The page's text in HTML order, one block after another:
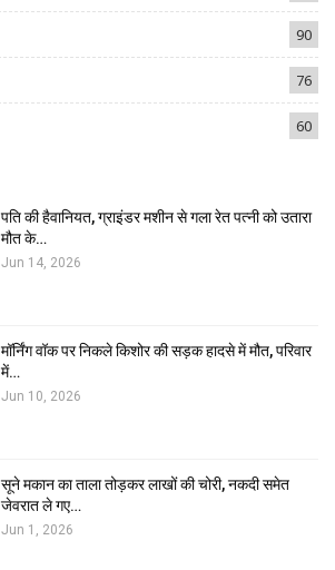
90
76
60
पति की हैवानियत, ग्राइंडर मशीन से गला रेत पत्नी को उतारा
मौत के…
Jun 14, 2026
मॉर्निंग वॉक पर निकले किशोर की सड़क हादसे में मौत, परिवार
में…
Jun 10, 2026
सूने मकान का ताला तोड़कर लाखों की चोरी, नकदी समेत
जेवरात ले गए…
Jun 1, 2026